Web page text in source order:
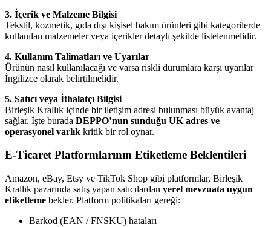
3. İçerik ve Malzeme Bilgisi
Tekstil, kozmetik, gıda dışı kişisel bakım ürünleri gibi kategorilerde
kullanılan malzemeler veya içerikler detaylı şekilde listelenmelidir.
4. Kullanım Talimatları ve Uyarılar
Ürünün nasıl kullanılacağı ve varsa riskli durumlara karşı uyarılar
İngilizce olarak belirtilmelidir.
5. Satıcı veya İthalatçı Bilgisi
Birleşik Krallık içinde bir iletişim adresi bulunması büyük avantaj
sağlar. İşte burada DEPPO’nun sunduğu UK adres ve
operasyonel varlık kritik bir rol oynar.
E-Ticaret Platformlarının Etiketleme Beklentileri
Amazon, eBay, Etsy ve TikTok Shop gibi platformlar, Birleşik
Krallık pazarında satış yapan satıcılardan yerel mevzuata uygun
etiketleme bekler. Platform politikaları gereği:
Barkod (EAN / FNSKU) hataları